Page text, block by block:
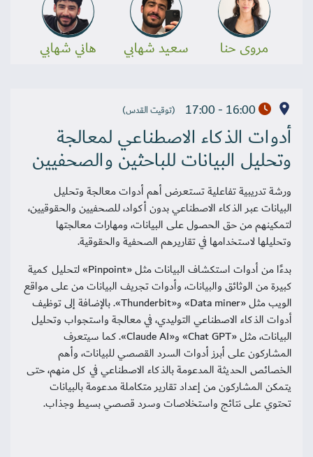
مروى حنا سعيد شهابي هاني شهابي
16:00 - 17:00 (توقيت القدس)
أدوات الذكاء الاصطناعي لمعالجة
وتحليل البيانات للباحثين والصحفيين
ورشة تدريبية تفاعلية تستعرض أهم أدوات معالجة وتحليل
البيانات عبر الذكاء الاصطناعي بدون أكواد، للصحفيين والحقوقيين،
لتمكينهم من حق الحصول على البيانات، ومهارات معالجتها
وتحليلها لاستخدامها في تقاريرهم الصحفية والحقوقية.
بدءًا من أدوات استكشاف البيانات مثل «Pinpoint» لتحليل كمية
كبيرة من الوثائق والبيانات، وأدوات تجريف البيانات من على مواقع
الويب مثل «Data miner» و«Thunderbit». بالإضافة إلى توظيف
أدوات الذكاء الاصطناعي التوليدي، في معالجة واستجواب وتحليل
البيانات، مثل «Chat GPT» و«Claude AI». كما سيتعرف
المشاركون على أبرز أدوات السرد القصصي للبيانات، وأهم
الخصائص الحديثة المدعومة بالذكاء الاصطناعي في كل منهم، حتى
يتمكن المشاركون من إعداد تقارير متكاملة مدعومة بالبيانات
تحتوي على نتائج واستخلاصات وسرد قصصي بسيط وجذاب.